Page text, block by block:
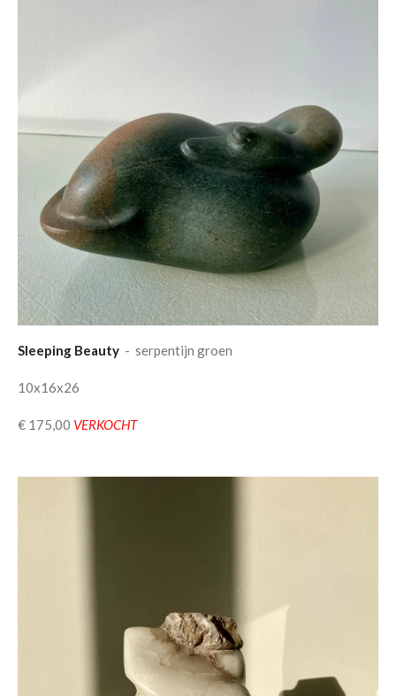
Sleeping Beauty - serpentijn groen
10x16x26
€ 175,00 VERKOCHT